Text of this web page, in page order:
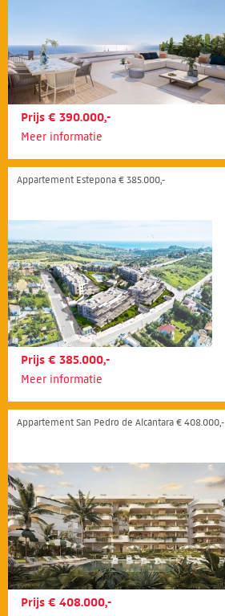
Prijs € 390.000,-
Meer informatie
Appartement Estepona € 385.000,-
Prijs € 385.000,-
Meer informatie
Appartement San Pedro de Alcántara € 408.000,-
Prijs € 408.000,-